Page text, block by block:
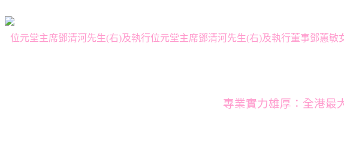
位元堂主席鄧清河先生(右)及執行位元堂主席鄧清河先生(右)及執行董事鄧蕙
專業實力雄厚：全港最